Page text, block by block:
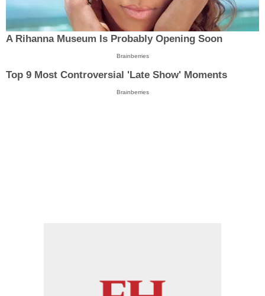
A Rihanna Museum Is Probably Opening Soon
Brainberries
Top 9 Most Controversial 'Late Show' Moments
Brainberries